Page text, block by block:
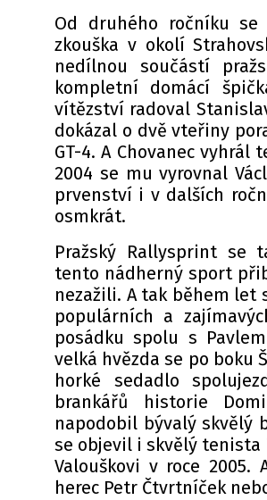
Od druhého ročníku se
zkouška v okolí
nedílnou součástí
kompletní domácí
vítězství radoval
dokázal o dvě vteřiny
GT-4. A Chovanec
2004 se mu vyrovnal
prvenství i v dalších
osmkrát.
Pražský Rallysprint se
tento nádherný sport
nezažili. A tak během let
populárních a
posádku spolu s
velká hvězda se po boku
horké sedadlo
brankářů historie
napodobil bývalý skvělý
se objevil i skvělý tenista
Valouškovi v roce
herec Petr Čtvrtníček